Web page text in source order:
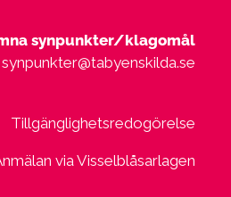
synpunkter/klagomål
synpunkter@tabyenskilda.se
Tillgänglighetsredogörelse
via Visselblåsarlagen